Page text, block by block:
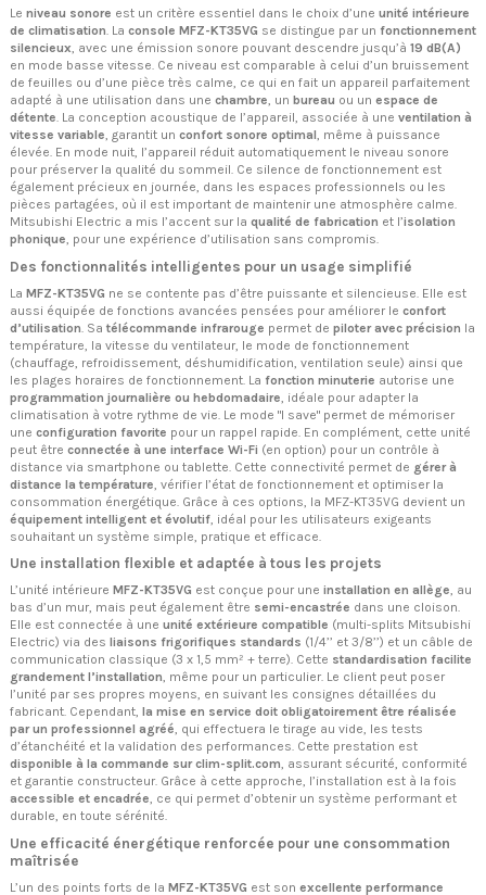
Le niveau sonore est un critère essentiel dans le choix d’une unité intérieure
de climatisation. La console MFZ-KT35VG se distingue par un fonctionnement
silencieux, avec une émission sonore pouvant descendre jusqu’à 19 dB(A)
en mode basse vitesse. Ce niveau est comparable à celui d’un bruissement
de feuilles ou d’une pièce très calme, ce qui en fait un appareil parfaitement
adapté à une utilisation dans une chambre, un bureau ou un espace de
détente. La conception acoustique de l’appareil, associée à une ventilation à
vitesse variable, garantit un confort sonore optimal, même à puissance
élevée. En mode nuit, l’appareil réduit automatiquement le niveau sonore
pour préserver la qualité du sommeil. Ce silence de fonctionnement est
également précieux en journée, dans les espaces professionnels ou les
pièces partagées, où il est important de maintenir une atmosphère calme.
Mitsubishi Electric a mis l’accent sur la qualité de fabrication et l’isolation
phonique, pour une expérience d’utilisation sans compromis.
Des fonctionnalités intelligentes pour un usage simplifié
La MFZ-KT35VG ne se contente pas d’être puissante et silencieuse. Elle est
aussi équipée de fonctions avancées pensées pour améliorer le confort
d’utilisation . Sa télécommande infrarouge permet de piloter avec précision la
température, la vitesse du ventilateur, le mode de fonctionnement
(chauffage, refroidissement, déshumidification, ventilation seule) ainsi que
les plages horaires de fonctionnement. La fonction minuterie autorise une
programmation journalière ou hebdomadaire , idéale pour adapter la
climatisation à votre rythme de vie. Le mode "I save" permet de mémoriser
une configuration favorite pour un rappel rapide. En complément, cette unité
peut être connectée à une interface Wi-Fi (en option) pour un contrôle à
distance via smartphone ou tablette. Cette connectivité permet de gérer à
distance la température , vérifier l’état de fonctionnement et optimiser la
consommation énergétique. Grâce à ces options, la MFZ-KT35VG devient un
équipement intelligent et évolutif , idéal pour les utilisateurs exigeants
souhaitant un système simple, pratique et efficace.
Une installation flexible et adaptée à tous les projets
L’unité intérieure MFZ-KT35VG est conçue pour une installation en allège, au
bas d’un mur, mais peut également être semi-encastrée dans une cloison.
Elle est connectée à une unité extérieure compatible (multi-splits Mitsubishi
Electric) via des liaisons frigorifiques standards (1/4’’ et 3/8’’) et un câble de
communication classique (3 x 1,5 mm² + terre). Cette standardisation facilite
grandement l’installation, même pour un particulier. Le client peut poser
l’unité par ses propres moyens, en suivant les consignes détaillées du
fabricant. Cependant, la mise en service doit obligatoirement être réalisée
par un professionnel agréé, qui effectuera le tirage au vide, les tests
d’étanchéité et la validation des performances. Cette prestation est
disponible à la commande sur clim-split.com, assurant sécurité, conformité
et garantie constructeur. Grâce à cette approche, l’installation est à la fois
accessible et encadrée, ce qui permet d’obtenir un système performant et
durable, en toute sérénité.
Une efficacité énergétique renforcée pour une consommation
maîtrisée
L’un des points forts de la MFZ-KT35VG est son excellente performance